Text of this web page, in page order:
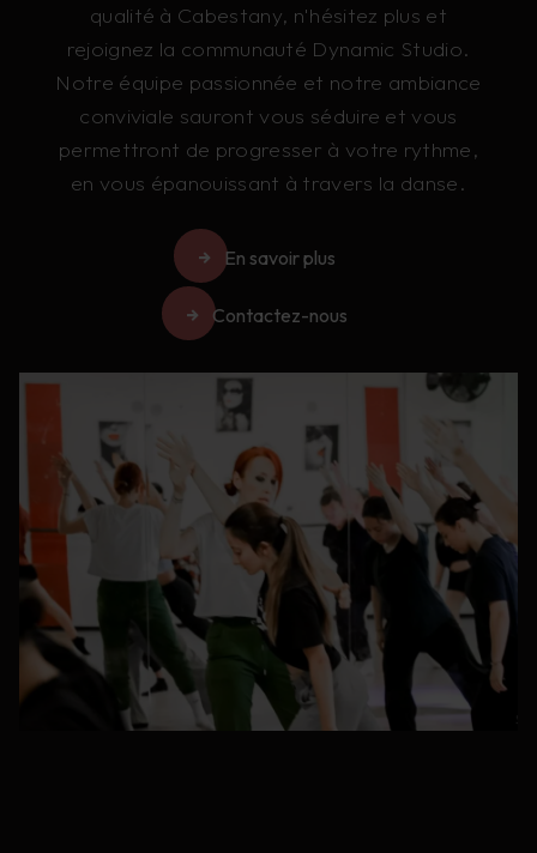
qualité à Cabestany, n'hésitez plus et
rejoignez la communauté Dynamic Studio.
Notre équipe passionnée et notre ambiance
conviviale sauront vous séduire et vous
permettront de progresser à votre rythme,
en vous épanouissant à travers la danse.
En savoir plus
Contactez-nous